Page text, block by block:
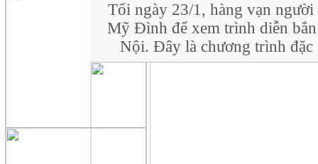
Tối ngày 23/1, hàng vạn
Mỹ Đình để xem trình diễn
Nội. Đây là chương trình